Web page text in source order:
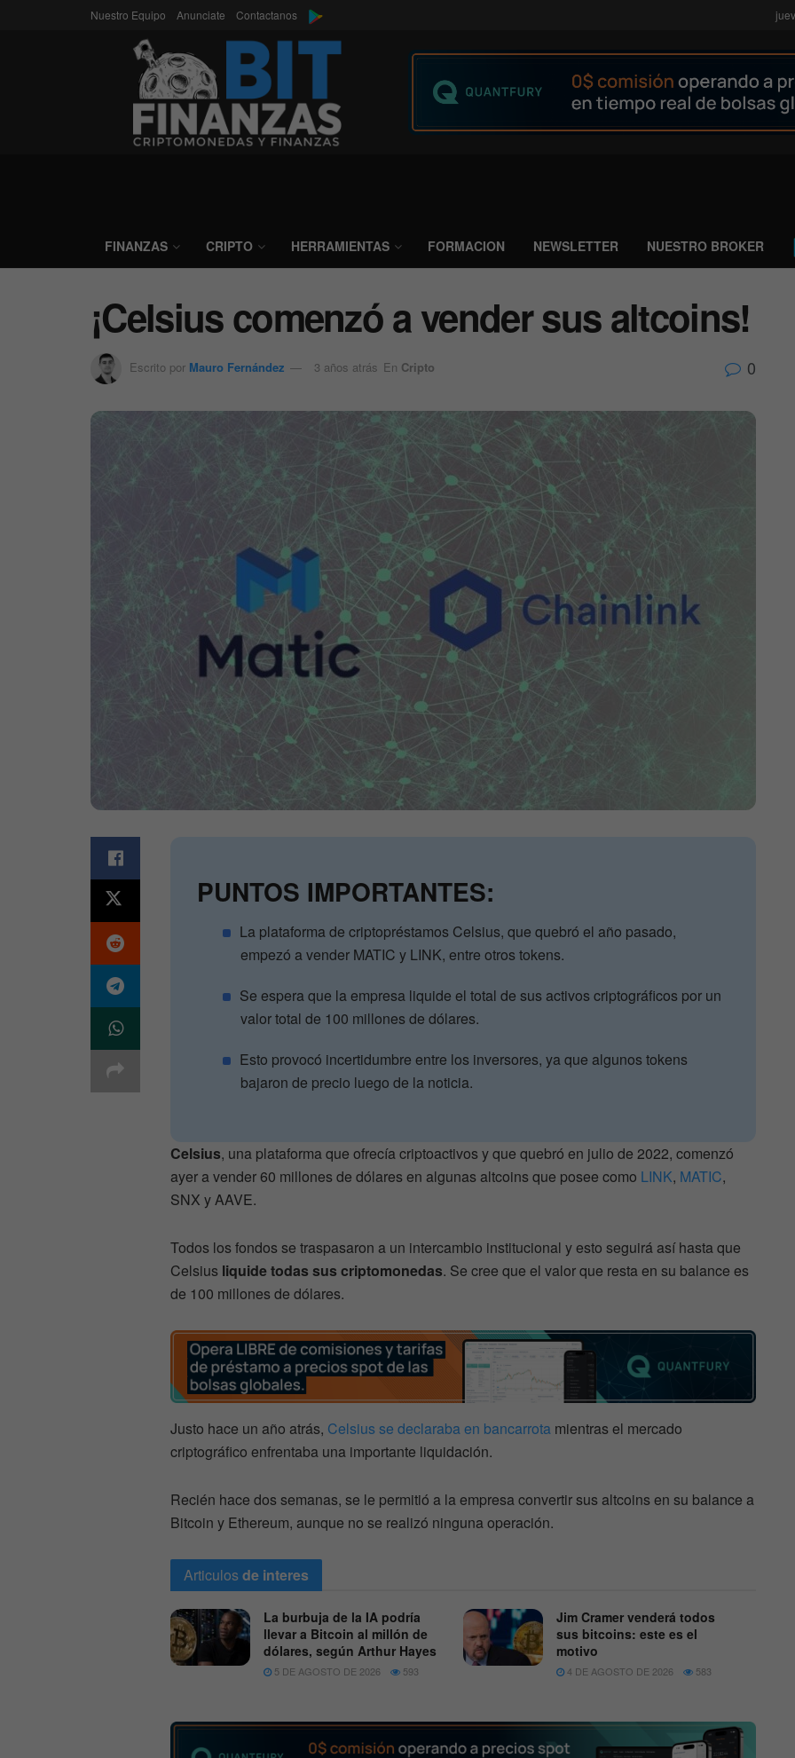
Nuestro Equipo Anunciate Contactanos
FINANZAS CRIPTO HERRAMIENTAS FORMACION NEWSLETTER NUESTRO BROKER
¡Celsius comenzó a vender sus altcoins!
Escrito por Mauro Fernández 3 años atrás En Cripto 0
PUNTOS IMPORTANTES:
La plataforma de criptopréstamos Celsius, que quebró el año pasado,
empezó a vender MATIC y LINK, entre otros tokens.
Se espera que la empresa liquide el total de sus activos criptográficos por un
valor total de 100 millones de dólares.
Esto provocó incertidumbre entre los inversores, ya que algunos tokens
bajaron de precio luego de la noticia.
Celsius, una plataforma que ofrecía criptoactivos y que quebró en julio de 2022, comenzó
ayer a vender 60 millones de dólares en algunas altcoins que posee como LINK, MATIC,
SNX y AAVE.
Todos los fondos se traspasaron a un intercambio institucional y esto seguirá así hasta que
Celsius liquide todas sus criptomonedas. Se cree que el valor que resta en su balance es
de 100 millones de dólares.
Justo hace un año atrás, Celsius se declaraba en bancarrota mientras el mercado
criptográfico enfrentaba una importante liquidación.
Recién hace dos semanas, se le permitió a la empresa convertir sus altcoins en su balance a
Bitcoin y Ethereum, aunque no se realizó ninguna operación.
Articulosde interes
La burbuja de la IA podría
llevar a Bitcoin al millón de
dólares, según Arthur Hayes
5 DE AGOSTO DE 2026 593
Jim Cramer venderá todos
sus bitcoins: este es el
motivo
4 DE AGOSTO DE 2026 583